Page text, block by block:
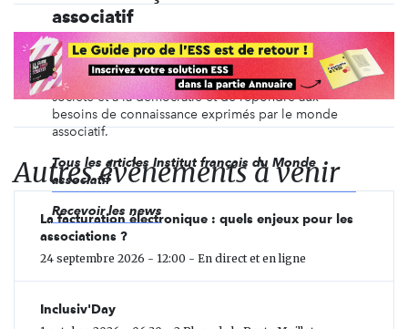
associatif
L’Institut français du Monde associatif a pour
ambition de faire reconnaître le plus largement
possible la contribution des associations à la
société et à la démocratie et de répondre aux
besoins de connaissance exprimés par le monde
associatif.
Tous les articles Institut français du Monde
associatif
Recevoir les news
Autres évènements à venir
La facturation électronique : quels enjeux pour les
associations ?
24 septembre 2026 - 12:00 - En direct et en ligne
Inclusiv'Day